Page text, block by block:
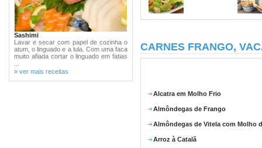
Sashimi
Lavar e secar com papel de cozinha o
atum, o linguado e a lula. Com uma faca
muito afiada cortar o linguado em fatias
» ver mais receitas
CARNES FRANGO,
Alcatra em Molho Frio
Almôndegas de Frango
Almôndegas de Vitela com Molho
Arroz à Catalã